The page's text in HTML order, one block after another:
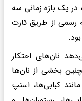
یک بازه زمانی سه
رسمی از طریق کارت
نان‌های احتکار
بخشی از نان‌ها
کبابی‌ها، اسنپ